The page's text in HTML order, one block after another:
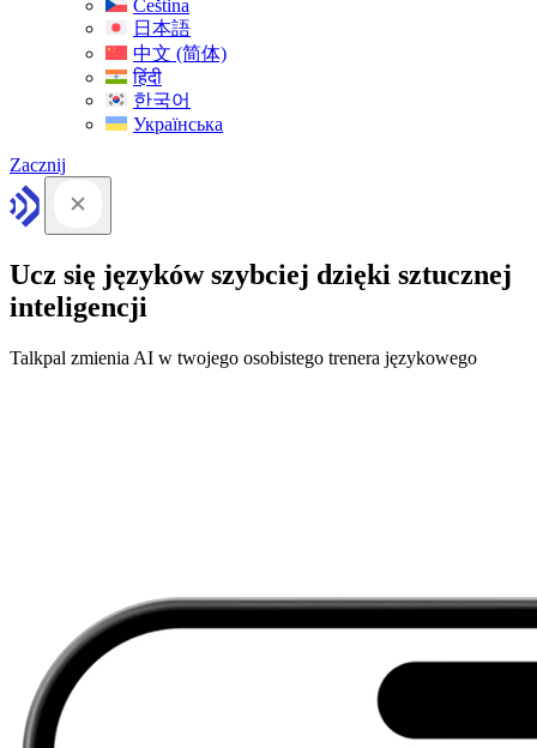
Čeština
日本語
中文 (简体)
हिंदी
한국어
Українська
Zacznij
Ucz się języków szybciej dzięki sztucznej
inteligencji
Talkpal zmienia AI w twojego osobistego trenera językowego